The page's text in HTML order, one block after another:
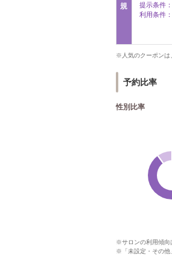
規
提示条件：
利用条件：
※人気のクーポンは
予約比率
性別比率
※サロンの利用傾向
※「未設定・その他